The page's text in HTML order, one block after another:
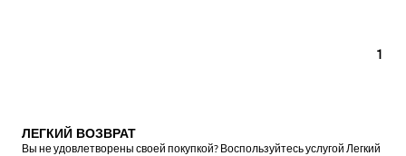
1
ЛЕГКИЙ ВОЗВРАТ
Вы не удовлетворены своей покупкой? Воспользуйтесь услугой Легкий